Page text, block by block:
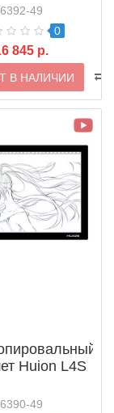
6392-49
0
845 р.
В НАЛИЧИИ
Huion L4S
6390-49